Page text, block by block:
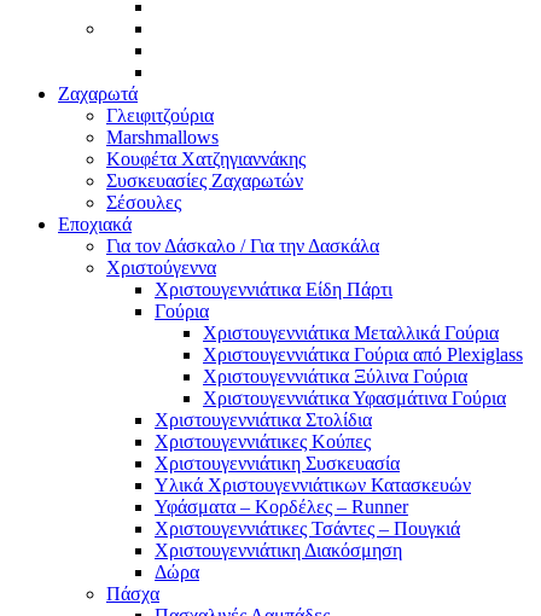
Ζαχαρωτά
Γλειφιτζούρια
Marshmallows
Κουφέτα Χατζηγιαννάκης
Συσκευασίες Ζαχαρωτών
Σέσουλες
Εποχιακά
Για τον Δάσκαλο / Για την Δασκάλα
Χριστούγεννα
Χριστουγεννιάτικα Είδη Πάρτι
Γούρια
Χριστουγεννιάτικα Μεταλλικά Γούρια
Χριστουγεννιάτικα Γούρια από Plexiglass
Χριστουγεννιάτικα Ξύλινα Γούρια
Χριστουγεννιάτικα Υφασμάτινα Γούρια
Χριστουγεννιάτικα Στολίδια
Χριστουγεννιάτικες Κούπες
Χριστουγεννιάτικη Συσκευασία
Υλικά Χριστουγεννιάτικων Κατασκευών
Υφάσματα – Κορδέλες – Runner
Χριστουγεννιάτικες Τσάντες – Πουγκιά
Χριστουγεννιάτικη Διακόσμηση
Δώρα
Πάσχα